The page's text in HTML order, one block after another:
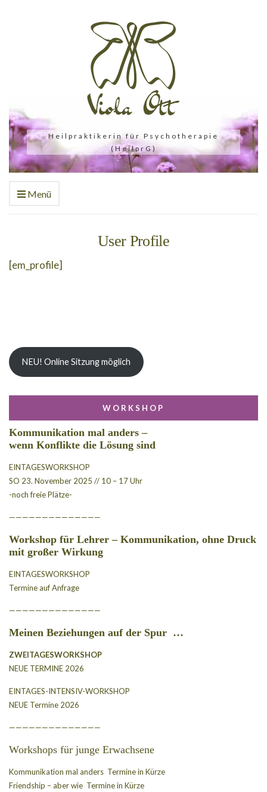
Heilpraktikerin für Psychotherapie
(HeilprG)
Menü
User Profile
[em_profile]
NEU! Online Sitzung möglich
WORKSHOP
Kommunikation mal anders –
wenn Konflikte die Lösung sind
EINTAGESWORKSHOP
SO 23. November 2025 // 10 – 17 Uhr
-noch freie Plätze-
——————————————
Workshop für Lehrer – Kommunikation, ohne Druck
mit großer Wirkung
EINTAGESWORKSHOP
Termine auf Anfrage
——————————————
Meinen Beziehungen auf der Spur …
ZWEITAGESWORKSHOP
NEUE TERMINE 2026
EINTAGES-INTENSIV-WORKSHOP
NEUE Termine 2026
——————————————
Workshops für junge Erwachsene
Kommunikation mal anders Termine in Kürze
Friendship – aber wie Termine in Kürze